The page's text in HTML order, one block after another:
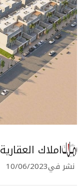
املاك العقارية
نشر في10/06/2023